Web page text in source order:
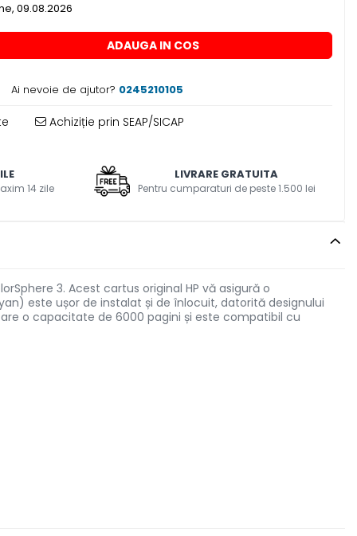
09.08.2026
ADAUGA IN COS
Ai nevoie de ajutor? 0245210105
Achiziție prin SEAP/SICAP
14 zile
LIVRARE GRATUITA
Pentru cumparaturi de peste 1.500 lei
3. Acest cartus original HP vă asigură o
este ușor de instalat și de înlocuit, datorită designului
o capacitate de 6000 pagini și este compatibil cu